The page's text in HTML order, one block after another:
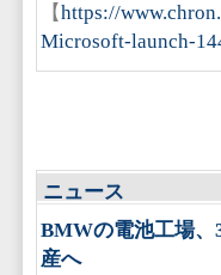
【https://
Microsoft-launch-
ニュース
BMWの電池工場、
産へ